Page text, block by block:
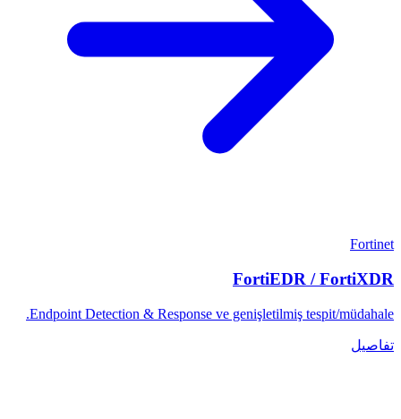
Fortinet
FortiEDR / FortiXDR
Endpoint Detection & Response ve genişletilmiş tespit/müdahale.
تفاصيل